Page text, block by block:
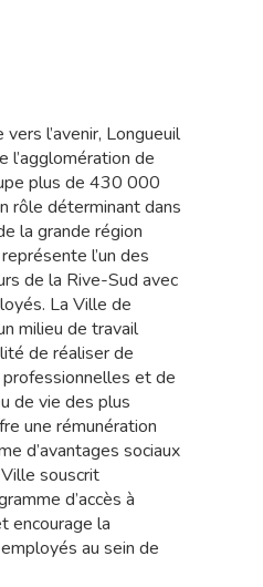
l’avenir, Longueuil
de
plus de 430 000
rôle déterminant dans
la grande région
l’un des
de la Rive-Sud avec
La Ville de
milieu de travail
de réaliser de
et de
de vie des plus
une rémunération
d’avantages sociaux
souscrit
d’accès à
encourage la
au sein de